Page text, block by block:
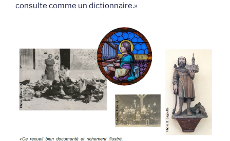
consulte comme un dictionnaire.»